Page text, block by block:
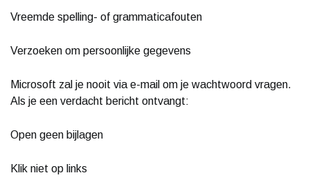
Vreemde spelling- of grammaticafouten
Verzoeken om persoonlijke gegevens
Microsoft zal je nooit via e-mail om je wachtwoord vragen.
Als je een verdacht bericht ontvangt:
Open geen bijlagen
Klik niet op links